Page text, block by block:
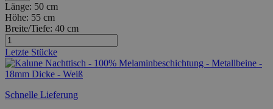
Länge: 50 cm
Höhe: 55 cm
Breite/Tiefe: 40 cm
Letzte Stücke
Schnelle Lieferung